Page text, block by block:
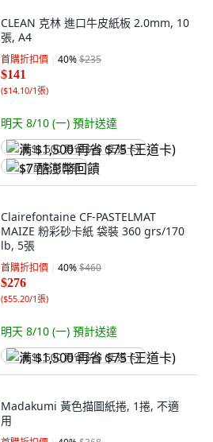
CLEAN 克林 進口牛皮紙板 2.0mm, 10
張, A4
首購折扣價 40%$235
$141
($14.10/1張)
明天 8/10 (一) 預計送達
满 $1,500 再省 $75 (王道卡)
$7 酷澎幣回饋
Clairefontaine CF-PASTELMAT
MAIZE 粉彩砂卡紙 袋裝 360 grs/170
lb, 5張
首購折扣價 40%$460
$276
($55.20/1張)
明天 8/10 (一) 預計送達
满 $1,500 再省 $75 (王道卡)
Madakumi 黃色描圖紙捲, 1捲, 不適
用